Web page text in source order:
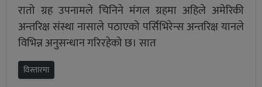
रातो ग्रह उपनामले चिनिने मंगल ग्रहमा अहिले अमेरिकी
अन्तरिक्ष संस्था नासाले पठाएको पर्सिभिरेन्स अन्तरिक्ष यानले
विभिन्न अनुसन्धान गरिरहेको छ। सात
विस्तारमा